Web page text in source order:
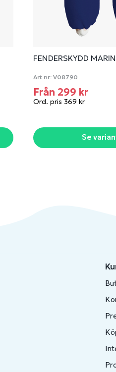
FENDERSKYDD
Art nr: V08790
Från 299 kr
Ord. pris 369 kr
Se